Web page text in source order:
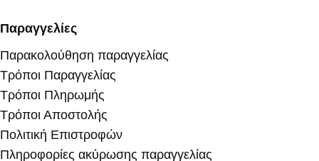
Παραγγελίες
Παρακολούθηση παραγγελίας
Τρόποι Παραγγελίας
Τρόποι Πληρωμής
Τρόποι Αποστολής
Πολιτική Επιστροφών
Πληροφορίες ακύρωσης παραγγελίας